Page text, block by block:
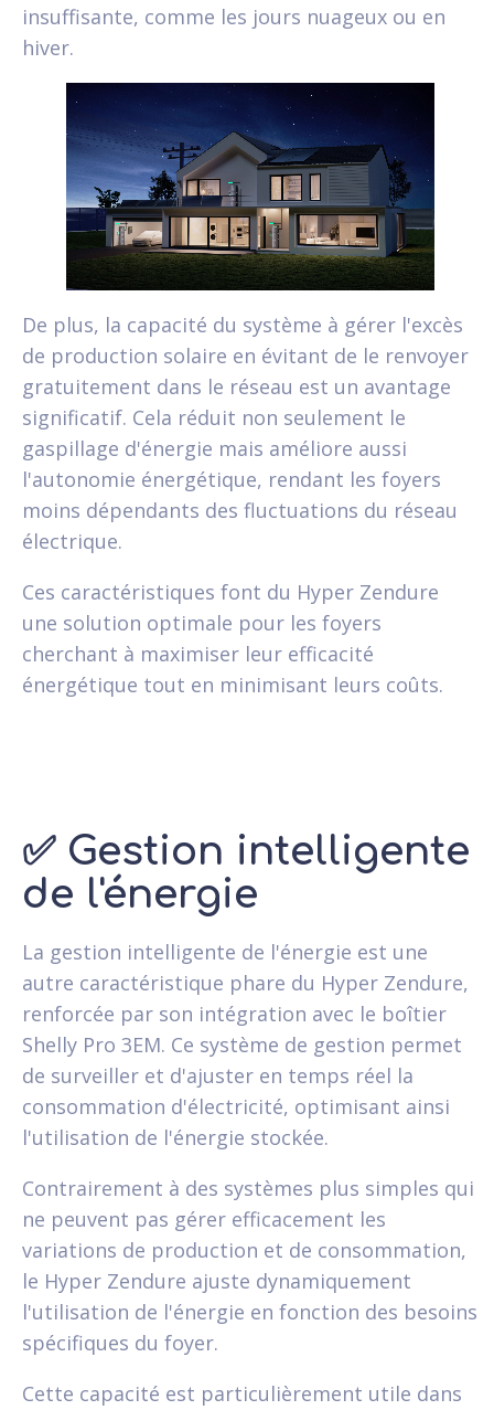
insuffisante, comme les jours nuageux ou en
hiver.
De plus, la capacité du système à gérer l'excès
de production solaire en évitant de le renvoyer
gratuitement dans le réseau est un avantage
significatif. Cela réduit non seulement le
gaspillage d'énergie mais améliore aussi
l'autonomie énergétique, rendant les foyers
moins dépendants des fluctuations du réseau
électrique.
Ces caractéristiques font du Hyper Zendure
une solution optimale pour les foyers
cherchant à maximiser leur efficacité
énergétique tout en minimisant leurs coûts.
✅ Gestion intelligente
de l'énergie
La gestion intelligente de l'énergie est une
autre caractéristique phare du Hyper Zendure,
renforcée par son intégration avec le boîtier
Shelly Pro 3EM. Ce système de gestion permet
de surveiller et d'ajuster en temps réel la
consommation d'électricité, optimisant ainsi
l'utilisation de l'énergie stockée.
Contrairement à des systèmes plus simples qui
ne peuvent pas gérer efficacement les
variations de production et de consommation,
le Hyper Zendure ajuste dynamiquement
l'utilisation de l'énergie en fonction des besoins
spécifiques du foyer.
Cette capacité est particulièrement utile dans